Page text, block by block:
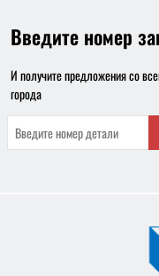
Введите номер
И получите предложения со
города